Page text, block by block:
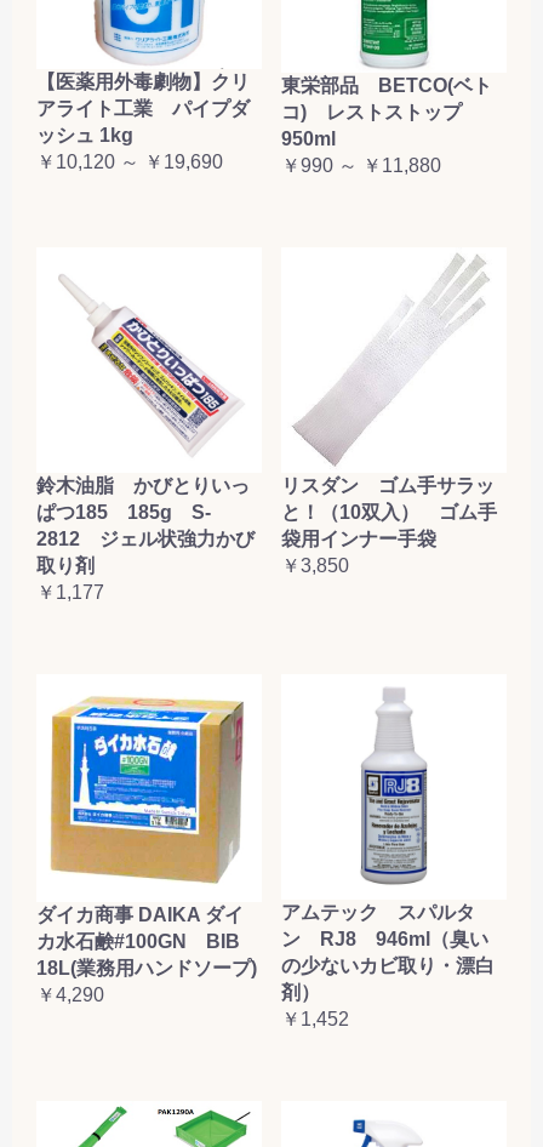
【医薬用外毒劇物】クリ
アライト工業 パイプダ
ッシュ 1kg
￥10,120 ～ ￥19,690
東栄部品 BETCO(ベト
コ) レストストップ
950ml
￥990 ～ ￥11,880
鈴木油脂 かびとりいっ
ぱつ185 185g S-
2812 ジェル状強力かび
取り剤
￥1,177
リスダン ゴム手サラッ
と！（10双入） ゴム手
袋用インナー手袋
￥3,850
ダイカ商事 DAIKA ダイ
カ水石鹸#100GN BIB
18L(業務用ハンドソープ)
￥4,290
アムテック スパルタ
ン RJ8 946ml（臭い
の少ないカビ取り・漂白
剤）
￥1,452